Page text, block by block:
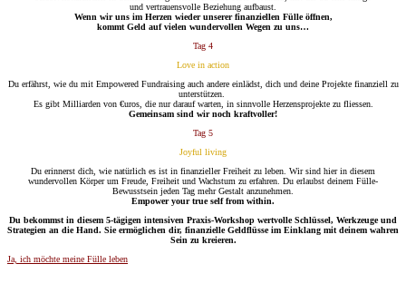
und vertrauensvolle Beziehung aufbaust.
Wenn wir uns im Herzen wieder unserer finanziellen Fülle öffnen,
kommt Geld auf vielen wundervollen Wegen zu uns…
Tag 4
Love in action
Du erfährst, wie du mit Empowered Fundraising auch andere einlädst, dich und deine Projekte finanziell zu
unterstützen.
Es gibt Milliarden von €uros, die nur darauf warten, in sinnvolle Herzensprojekte zu fliessen.
Gemeinsam sind wir noch kraftvoller!
Tag 5
Joyful living
Du erinnerst dich, wie natürlich es ist in finanzieller Freiheit zu leben. Wir sind hier in diesem
wundervollen Körper um Freude, Freiheit und Wachstum zu erfahren. Du erlaubst deinem Fülle-
Bewusstsein jeden Tag mehr Gestalt anzunehmen.
Empower your true self from within.
Du bekommst in diesem 5-tägigen intensiven Praxis-Workshop wertvolle Schlüssel, Werkzeuge und
Strategien an die Hand. Sie ermöglichen dir, finanzielle Geldflüsse im Einklang mit deinem wahren
Sein zu kreieren.
Ja, ich möchte meine Fülle leben